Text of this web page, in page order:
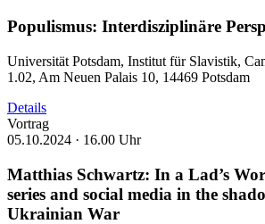
Populismus: Interdisziplinäre
Universität Potsdam, Institut für Slavistik,
1.02, Am Neuen Palais 10, 14469 Potsdam
Details
Vortrag
05.10.2024 · 16.00 Uhr
Matthias Schwartz: In a Lad’s
series and social media in the
Ukrainian War